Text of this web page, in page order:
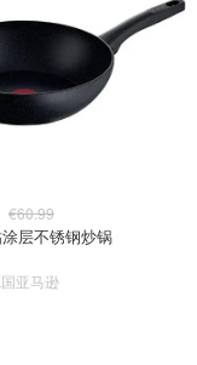
€60.99
层不锈钢炒锅
亚马逊